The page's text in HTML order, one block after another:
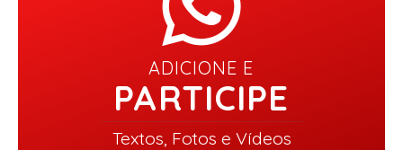
ADICIONE E
PARTICIPE
Textos, Fotos e Vídeos